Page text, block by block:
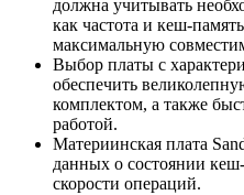
должна учитывать
как частота и кеш-
максимальную
Выбор платы с
обеспечить
комплектом, а также
работой.
Материинская плата
данных о состоянии
скорости операций.